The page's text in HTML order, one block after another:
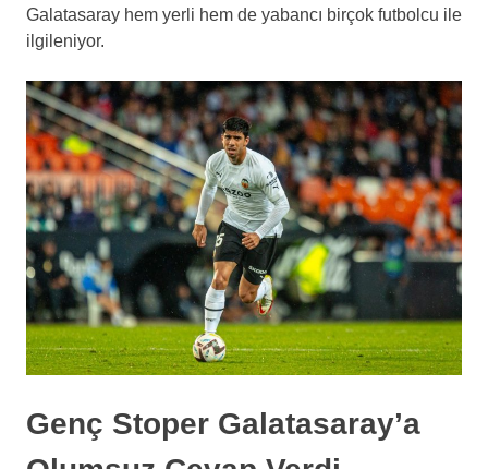
Galatasaray hem yerli hem de yabancı birçok futbolcu ile
ilgileniyor.
Genç Stoper Galatasaray’a